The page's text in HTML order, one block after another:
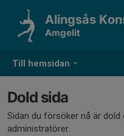
Till hemsidan
Alingsås
Amgelit
Dold sida
Sidan du försöker nå är
administratörer.